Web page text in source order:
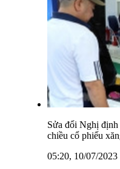
Sửa đổi Nghị
chiều cổ phiếu
05:20, 10/07/2023